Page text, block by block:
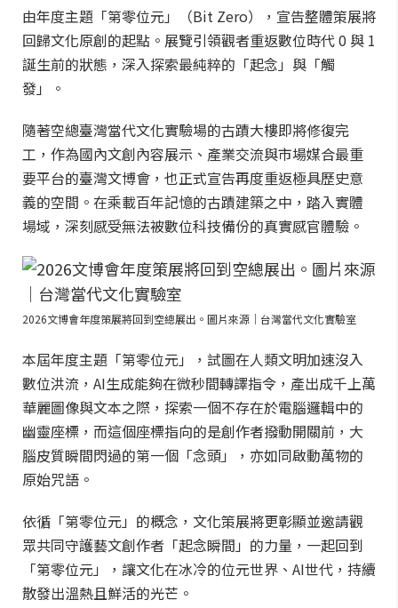
由年度主題「第零位元」（Bit Zero），宣告整體策展將
回歸文化原創的起點。展覽引領觀者重返數位時代 0 與 1
誕生前的狀態，深入探索最純粹的「起念」與「觸
發」。
隨著空總臺灣當代文化實驗場的古蹟大樓即將修復完
工，作為國內文創內容展示、產業交流與市場媒合最重
要平台的臺灣文博會，也正式宣告再度重返極具歷史意
義的空間。在乘載百年記憶的古蹟建築之中，踏入實體
場域，深刻感受無法被數位科技備份的真實感官體驗。
2026文博會年度策展將回到空總展出。圖片來源｜台灣當代文化實驗室
本屆年度主題「第零位元」，試圖在人類文明加速沒入
數位洪流，AI生成能夠在微秒間轉譯指令，產出成千上萬
華麗圖像與文本之際，探索一個不存在於電腦邏輯中的
幽靈座標，而這個座標指向的是創作者撥動開關前，大
腦皮質瞬間閃過的第一個「念頭」，亦如同啟動萬物的
原始咒語。
依循「第零位元」的概念，文化策展將更彰顯並邀請觀
眾共同守護藝文創作者「起念瞬間」的力量，一起回到
「第零位元」，讓文化在冰冷的位元世界、AI世代，持續
散發出溫熱且鮮活的光芒。